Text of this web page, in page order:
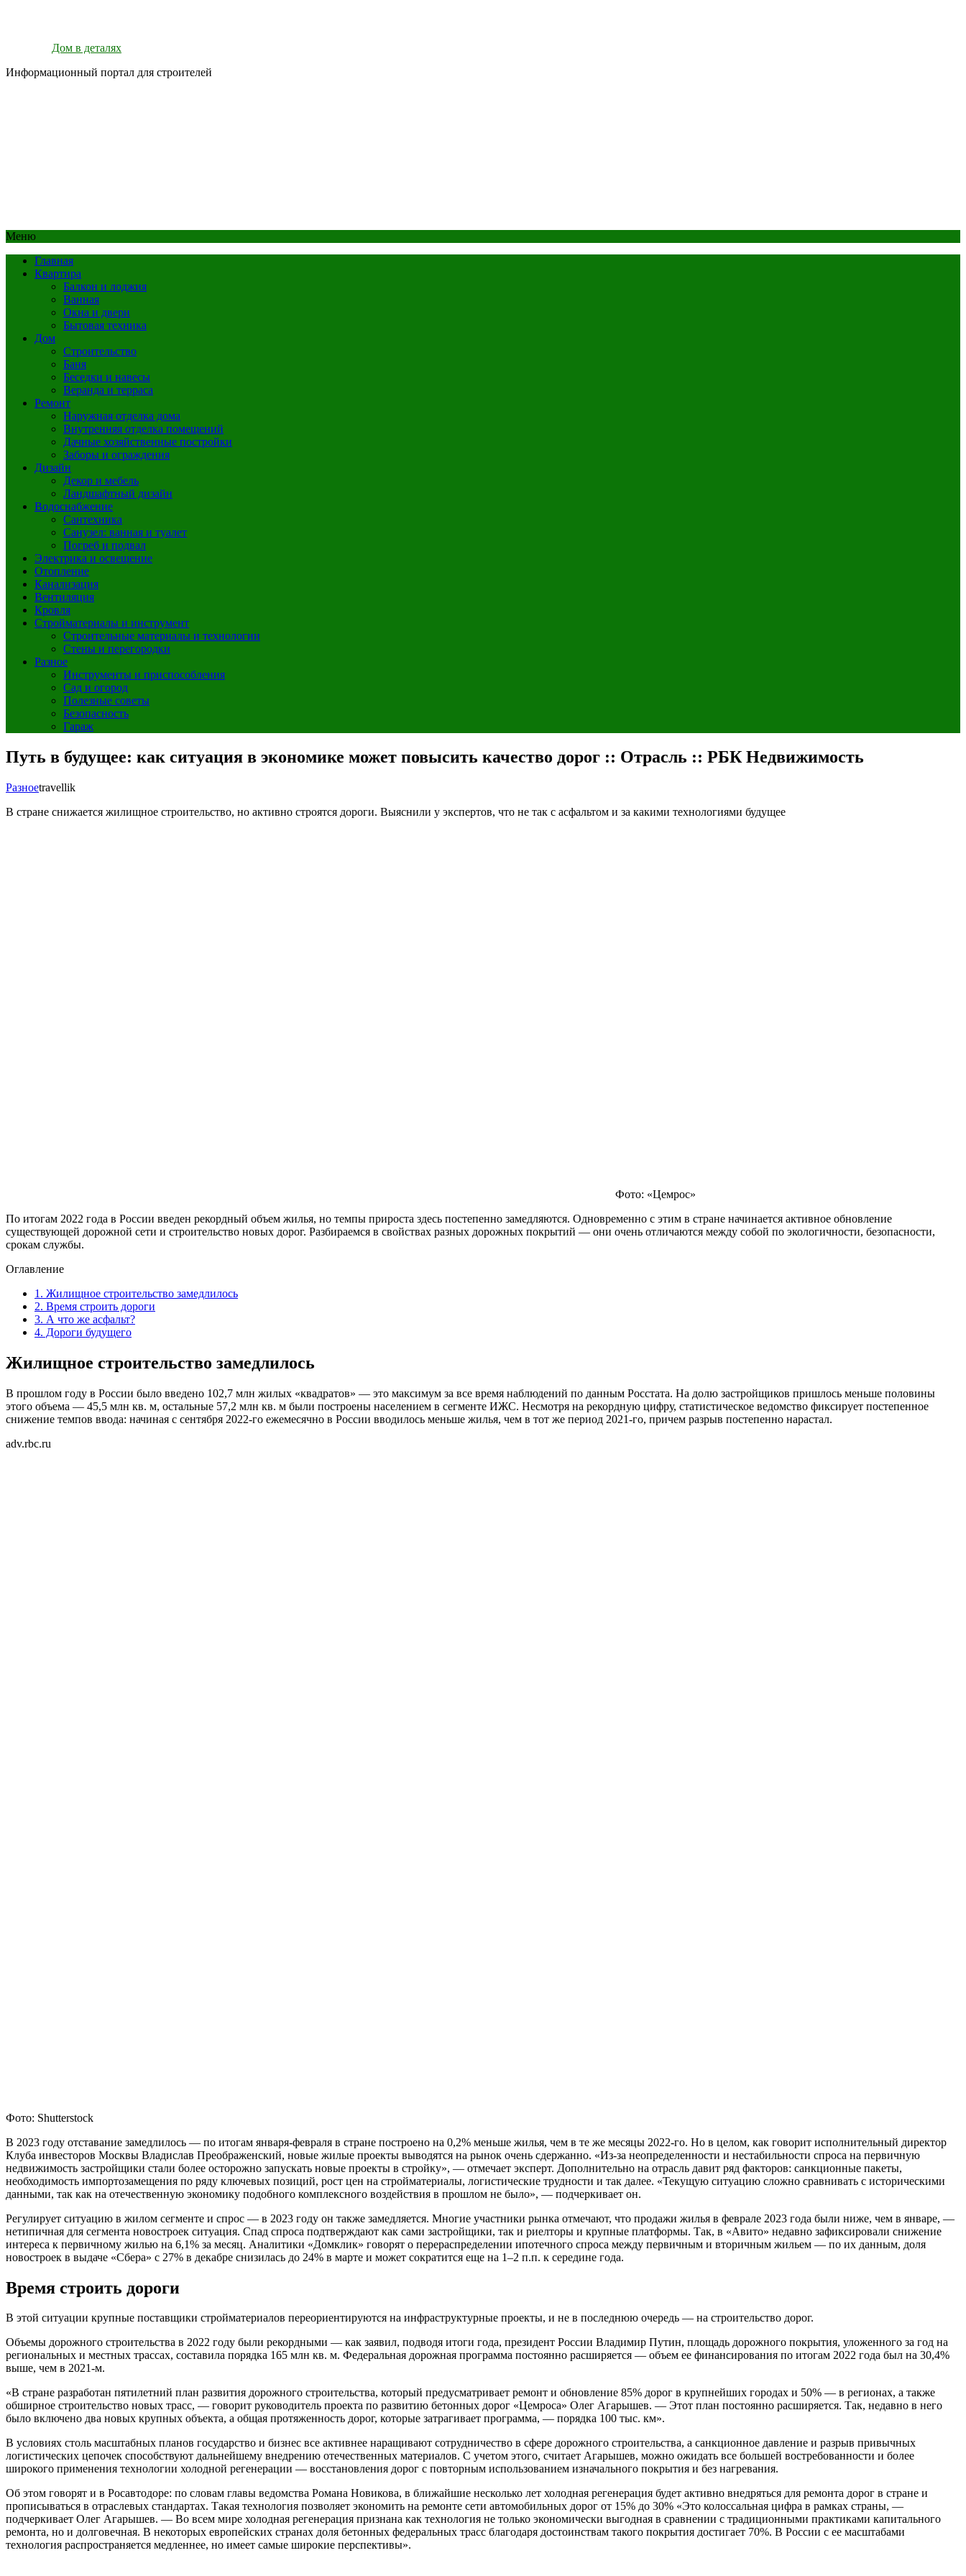
Дом в деталях
Информационный портал для строителей
Меню
Главная
Квартира
Балкон и лоджия
Ванная
Окна и двери
Бытовая техника
Дом
Строительство
Баня
Беседки и навесы
Веранда и терраса
Ремонт
Наружная отделка дома
Внутренняя отделка помещений
Дачные хозяйственные постройки
Заборы и ограждения
Дизайн
Декор и мебель
Ландшафтный дизайн
Водоснабжение
Сантехника
Санузел: ванная и туалет
Погреб и подвал
Электрика и освещение
Отопление
Канализация
Вентиляция
Кровля
Стройматериалы и инструмент
Строительные материалы и технологии
Стены и перегородки
Разное
Инструменты и приспособления
Сад и огород
Полезные советы
Безопасность
Гараж
Путь в будущее: как ситуация в экономике может повысить качество дорог :: Отрасль :: РБК Недвижимость
Разноеtravellik
В стране снижается жилищное строительство, но активно строятся дороги. Выяснили у экспертов, что не так с асфальтом и за какими технологиями будущее
Фото: «Цемрос»
По итогам 2022 года в России введен рекордный объем жилья, но темпы прироста здесь постепенно замедляются. Одновременно с этим в стране начинается активное обновление
существующей дорожной сети и строительство новых дорог. Разбираемся в свойствах разных дорожных покрытий — они очень отличаются между собой по экологичности, безопасности,
срокам службы.
Оглавление
1. Жилищное строительство замедлилось
2. Время строить дороги
3. А что же асфальт?
4. Дороги будущего
Жилищное строительство замедлилось
В прошлом году в России было введено 102,7 млн жилых «квадратов» — это максимум за все время наблюдений по данным Росстата. На долю застройщиков пришлось меньше половины
этого объема — 45,5 млн кв. м, остальные 57,2 млн кв. м были построены населением в сегменте ИЖС. Несмотря на рекордную цифру, статистическое ведомство фиксирует постепенное
снижение темпов ввода: начиная с сентября 2022-го ежемесячно в России вводилось меньше жилья, чем в тот же период 2021-го, причем разрыв постепенно нарастал.
adv.rbc.ru
Фото: Shutterstock
В 2023 году отставание замедлилось — по итогам января-февраля в стране построено на 0,2% меньше жилья, чем в те же месяцы 2022-го. Но в целом, как говорит исполнительный директор
Клуба инвесторов Москвы Владислав Преображенский, новые жилые проекты выводятся на рынок очень сдержанно. «Из-за неопределенности и нестабильности спроса на первичную
недвижимость застройщики стали более осторожно запускать новые проекты в стройку», — отмечает эксперт. Дополнительно на отрасль давит ряд факторов: санкционные пакеты,
необходимость импортозамещения по ряду ключевых позиций, рост цен на стройматериалы, логистические трудности и так далее. «Текущую ситуацию сложно сравнивать с историческими
данными, так как на отечественную экономику подобного комплексного воздействия в прошлом не было», — подчеркивает он.
Регулирует ситуацию в жилом сегменте и спрос — в 2023 году он также замедляется. Многие участники рынка отмечают, что продажи жилья в феврале 2023 года были ниже, чем в январе, —
нетипичная для сегмента новостроек ситуация. Спад спроса подтверждают как сами застройщики, так и риелторы и крупные платформы. Так, в «Авито» недавно зафиксировали снижение
интереса к первичному жилью на 6,1% за месяц. Аналитики «Домклик» говорят о перераспределении ипотечного спроса между первичным и вторичным жильем — по их данным, доля
новостроек в выдаче «Сбера» с 27% в декабре снизилась до 24% в марте и может сократится еще на 1–2 п.п. к середине года.
Время строить дороги
В этой ситуации крупные поставщики стройматериалов переориентируются на инфраструктурные проекты, и не в последнюю очередь — на строительство дорог.
Объемы дорожного строительства в 2022 году были рекордными — как заявил, подводя итоги года, президент России Владимир Путин, площадь дорожного покрытия, уложенного за год на
региональных и местных трассах, составила порядка 165 млн кв. м. Федеральная дорожная программа постоянно расширяется — объем ее финансирования по итогам 2022 года был на 30,4%
выше, чем в 2021-м.
«В стране разработан пятилетний план развития дорожного строительства, который предусматривает ремонт и обновление 85% дорог в крупнейших городах и 50% — в регионах, а также
обширное строительство новых трасс, — говорит руководитель проекта по развитию бетонных дорог «Цемроса» Олег Агарышев. — Этот план постоянно расширяется. Так, недавно в него
было включено два новых крупных объекта, а общая протяженность дорог, которые затрагивает программа, — порядка 100 тыс. км».
В условиях столь масштабных планов государство и бизнес все активнее наращивают сотрудничество в сфере дорожного строительства, а санкционное давление и разрыв привычных
логистических цепочек способствуют дальнейшему внедрению отечественных материалов. С учетом этого, считает Агарышев, можно ожидать все большей востребованности и более
широкого применения технологии холодной регенерации — восстановления дорог с повторным использованием изначального покрытия и без нагревания.
Об этом говорят и в Росавтодоре: по словам главы ведомства Романа Новикова, в ближайшие несколько лет холодная регенерация будет активно внедряться для ремонта дорог в стране и
прописываться в отраслевых стандартах. Такая технология позволяет экономить на ремонте сети автомобильных дорог от 15% до 30% «Это колоссальная цифра в рамках страны, —
подчеркивает Олег Агарышев. — Во всем мире холодная регенерация признана как технология не только экономически выгодная в сравнении с традиционными практиками капитального
ремонта, но и долговечная. В некоторых европейских странах доля бетонных федеральных трасс благодаря достоинствам такого покрытия достигает 70%. В России с ее масштабами
технология распространяется медленнее, но имеет самые широкие перспективы».